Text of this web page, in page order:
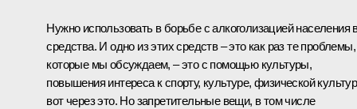
Нужно использовать в борьбе с алкоголизацией населения
средства. И одно из этих средств – это как раз те проблемы,
которые мы обсуждаем, – это с помощью культуры,
повышения интереса к спорту, культуре, физической
вот через это. Но запретительные вещи, в том числе